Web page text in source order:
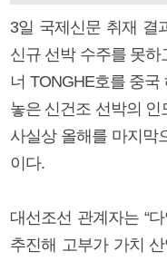
3일 국제신문 취재 결
신규 선박 수주를 못하
너 TONGHE호를 중
놓은 신건조 선박의
사실상 올해를 마지막
이다.
대선조선 관계자는 “
추진해 고부가 가치